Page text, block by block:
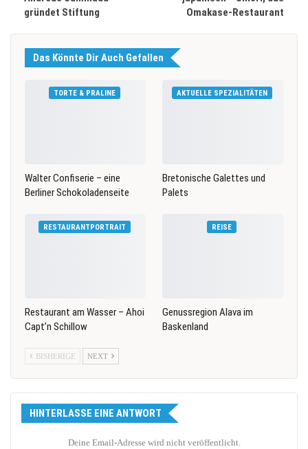
gründet Stiftung
Omakase-Restaurant
Das Könnte Dir Auch Gefallen
TORTE & PRALINE
Walter Confiserie – eine
Berliner Schokoladenseite
AKTUELLE SPEZIALITÄTEN
Bretonische Galettes und
Palets
RESTAURANTPORTRAIT
Restaurant am Wasser – Ahoi
Capt’n Schillow
REISE
Genussregion Alava im
Baskenland
BISHERIGE NEXT
HINTERLASSE EINE ANTWORT
Deine Email-Adresse wird nicht veröffentlicht.